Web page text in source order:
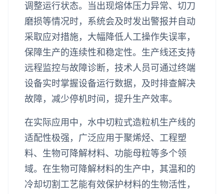
调整运行状态。当出现熔体压力异常、切刀
磨损等情况时，系统会及时发出警报并自动
采取应对措施，大幅降低人工操作失误率，
保障生产的连续性和稳定性。生产线还支持
远程监控与故障诊断，技术人员可通过终端
设备实时掌握设备运行数据，及时排查解决
故障，减少停机时间，提升生产效率。
在实际应用中，水中切粒式造粒机生产线的
适配性极强，广泛应用于聚烯烃、工程塑
料、生物可降解材料、功能母粒等多个领
域。在生物可降解材料的生产中，其温和的
冷却切割工艺能有效保护材料的生物活性，